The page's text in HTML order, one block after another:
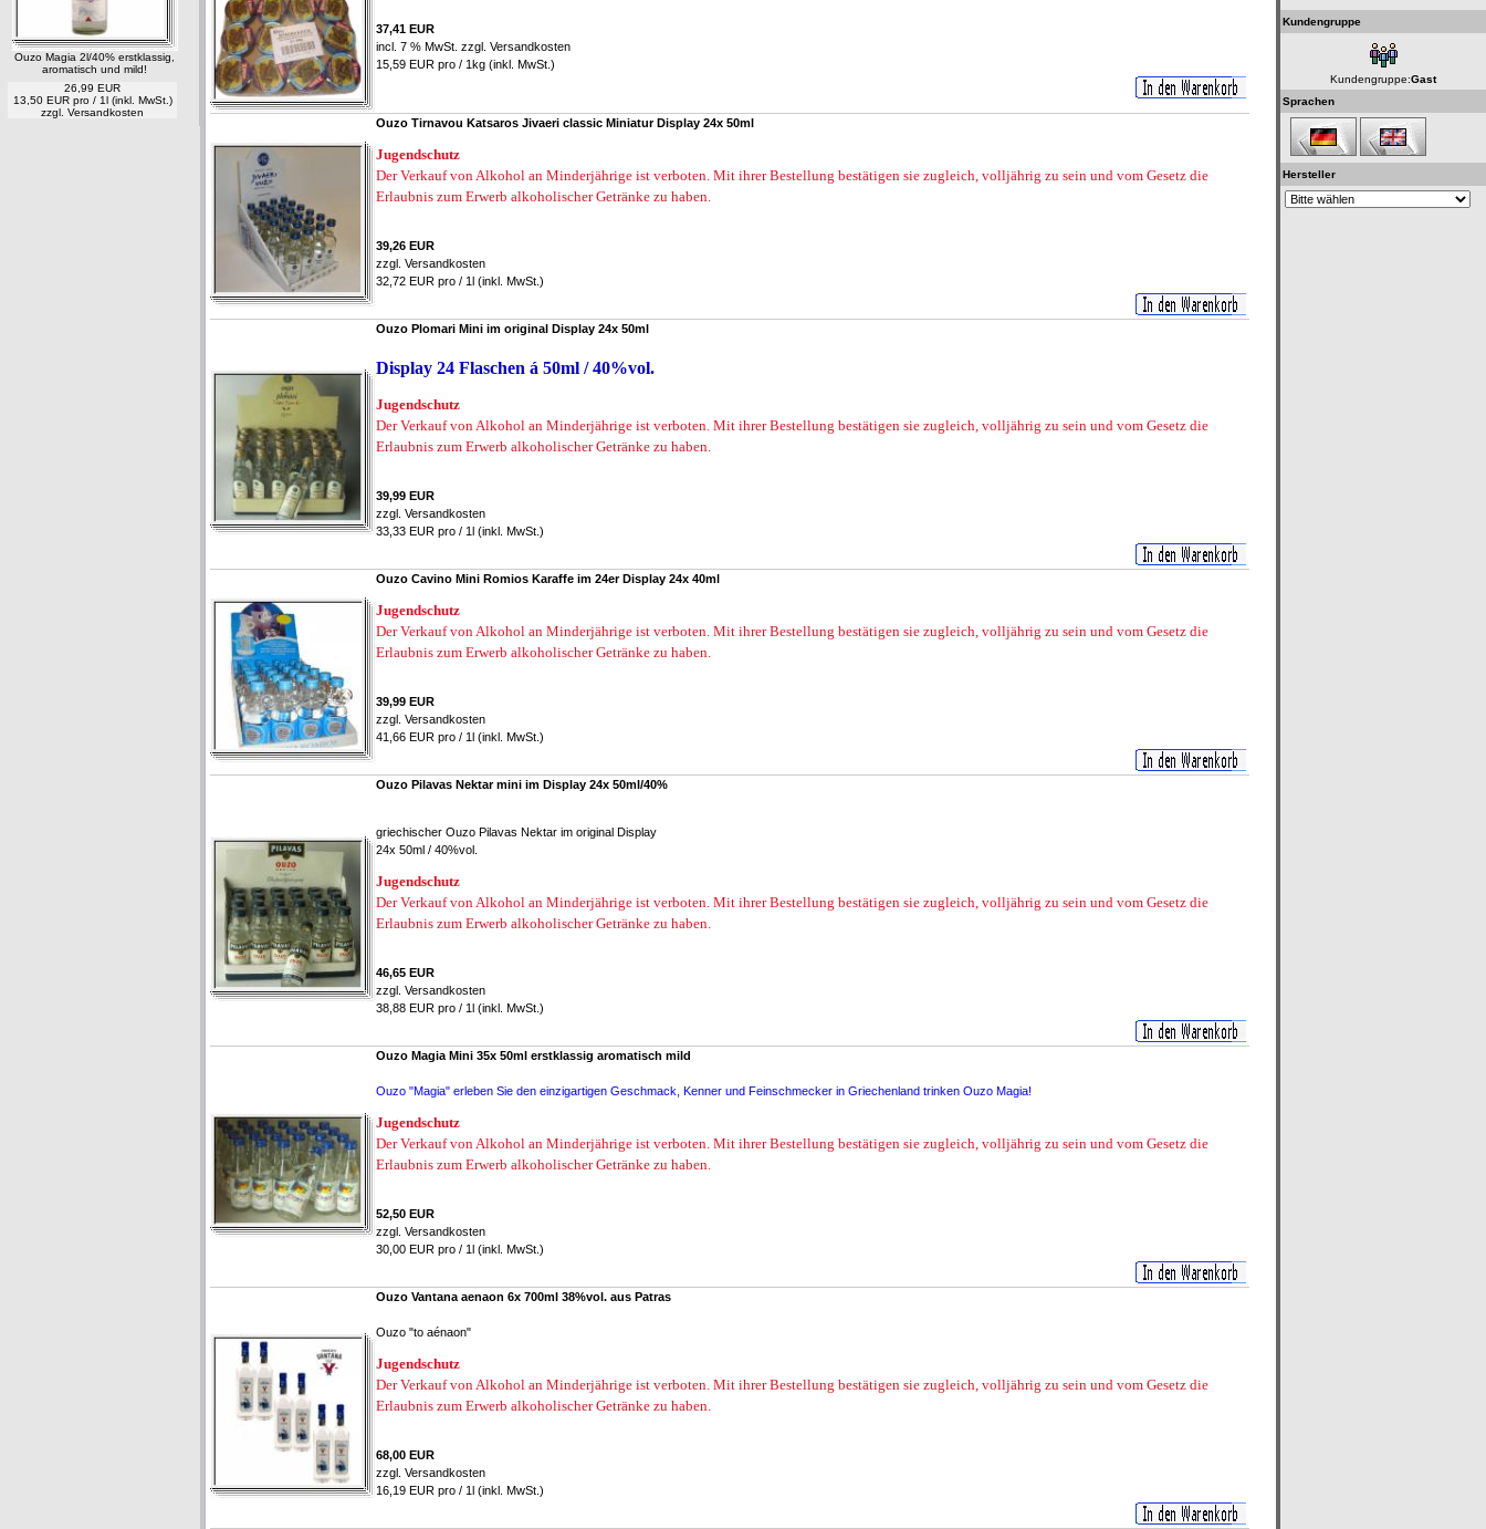
Ouzo Magia 2l/40% erstklassig,
aromatisch und mild!
26,99 EUR
13,50 EUR pro / 1l (inkl. MwSt.)
zzgl. Versandkosten
37,41 EUR
incl. 7 % MwSt. zzgl. Versandkosten
15,59 EUR pro / 1kg (inkl. MwSt.)
Ouzo Tirnavou Katsaros Jivaeri classic Miniatur Display 24x 50ml
Jugendschutz
Der Verkauf von Alkohol an Minderjährige ist verboten. Mit ihrer Bestellung bestätigen sie zugleich, volljährig zu sein und vom Gesetz die
Erlaubnis zum Erwerb alkoholischer Getränke zu haben.
39,26 EUR
zzgl. Versandkosten
32,72 EUR pro / 1l (inkl. MwSt.)
Ouzo Plomari Mini im original Display 24x 50ml
Display 24 Flaschen á 50ml / 40%vol.
Jugendschutz
Der Verkauf von Alkohol an Minderjährige ist verboten. Mit ihrer Bestellung bestätigen sie zugleich, volljährig zu sein und vom Gesetz die
Erlaubnis zum Erwerb alkoholischer Getränke zu haben.
39,99 EUR
zzgl. Versandkosten
33,33 EUR pro / 1l (inkl. MwSt.)
Ouzo Cavino Mini Romios Karaffe im 24er Display 24x 40ml
Jugendschutz
Der Verkauf von Alkohol an Minderjährige ist verboten. Mit ihrer Bestellung bestätigen sie zugleich, volljährig zu sein und vom Gesetz die
Erlaubnis zum Erwerb alkoholischer Getränke zu haben.
39,99 EUR
zzgl. Versandkosten
41,66 EUR pro / 1l (inkl. MwSt.)
Ouzo Pilavas Nektar mini im Display 24x 50ml/40%
griechischer Ouzo Pilavas Nektar im original Display
24x 50ml / 40%vol.
Jugendschutz
Der Verkauf von Alkohol an Minderjährige ist verboten. Mit ihrer Bestellung bestätigen sie zugleich, volljährig zu sein und vom Gesetz die
Erlaubnis zum Erwerb alkoholischer Getränke zu haben.
46,65 EUR
zzgl. Versandkosten
38,88 EUR pro / 1l (inkl. MwSt.)
Ouzo Magia Mini 35x 50ml erstklassig aromatisch mild
Ouzo "Magia" erleben Sie den einzigartigen Geschmack, Kenner und Feinschmecker in Griechenland trinken Ouzo Magia!
Jugendschutz
Der Verkauf von Alkohol an Minderjährige ist verboten. Mit ihrer Bestellung bestätigen sie zugleich, volljährig zu sein und vom Gesetz die
Erlaubnis zum Erwerb alkoholischer Getränke zu haben.
52,50 EUR
zzgl. Versandkosten
30,00 EUR pro / 1l (inkl. MwSt.)
Ouzo Vantana aenaon 6x 700ml 38%vol. aus Patras
Ouzo "to aénaon"
Jugendschutz
Der Verkauf von Alkohol an Minderjährige ist verboten. Mit ihrer Bestellung bestätigen sie zugleich, volljährig zu sein und vom Gesetz die
Erlaubnis zum Erwerb alkoholischer Getränke zu haben.
68,00 EUR
zzgl. Versandkosten
16,19 EUR pro / 1l (inkl. MwSt.)
Kundengruppe
Kundengruppe:Gast
Sprachen
Hersteller